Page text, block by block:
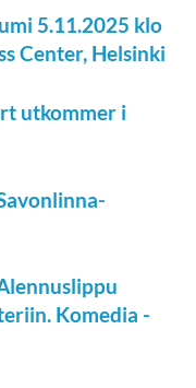
5.11.2025 klo
Center, Helsinki
utkommer i
Komedia -